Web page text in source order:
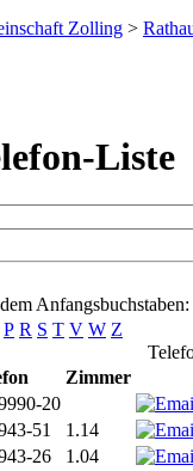
Zolling >
Liste
Anfangsbuchstaben:
P R S T V W Z
Zimmer
20
51 1.14
26 1.04